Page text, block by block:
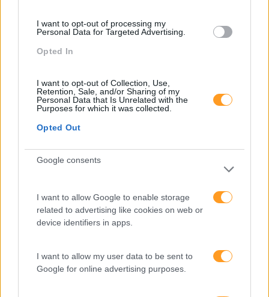
I want to opt-out of processing my
Personal Data for Targeted Advertising.
Opted In
I want to opt-out of Collection, Use,
Retention, Sale, and/or Sharing of my
Personal Data that Is Unrelated with the
Purposes for which it was collected.
Opted Out
Google consents
I want to allow Google to enable storage
related to advertising like cookies on web or
device identifiers in apps.
I want to allow my user data to be sent to
Google for online advertising purposes.
Aprendizagem
Artigo De Opinião
Atendimento E Relação Cliente
Comunicação
Desenvolvimento De Competências
Expo RH
Inglês
Interculturalidade